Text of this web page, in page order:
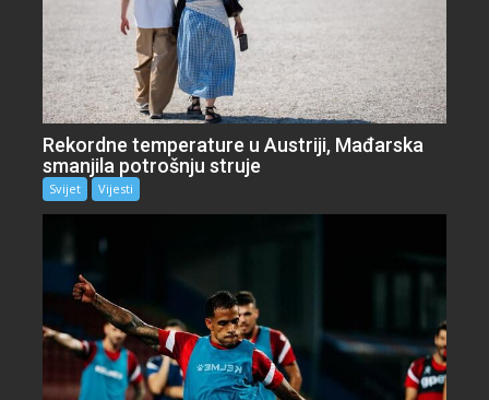
Rekordne temperature u Austriji, Mađarska
smanjila potrošnju struje
Svijet Vijesti